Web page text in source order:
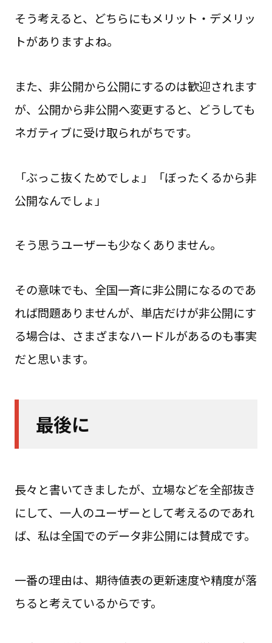
そう考えると、どちらにもメリット・デメリッ
トがありますよね。
また、非公開から公開にするのは歓迎されます
が、公開から非公開へ変更すると、どうしても
ネガティブに受け取られがちです。
「ぶっこ抜くためでしょ」「ぼったくるから非
公開なんでしょ」
そう思うユーザーも少なくありません。
その意味でも、全国一斉に非公開になるのであ
れば問題ありませんが、単店だけが非公開にす
る場合は、さまざまなハードルがあるのも事実
だと思います。
最後に
長々と書いてきましたが、立場などを全部抜き
にして、一人のユーザーとして考えるのであれ
ば、私は全国でのデータ非公開には賛成です。
一番の理由は、期待値表の更新速度や精度が落
ちると考えているからです。